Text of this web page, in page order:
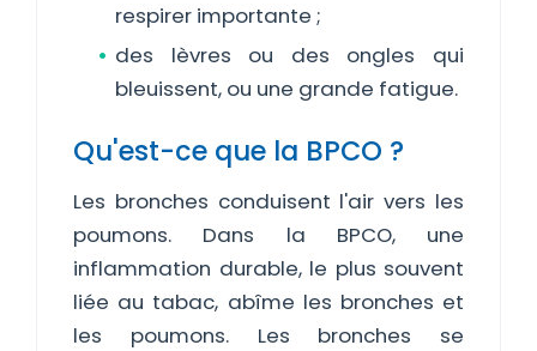
respirer importante ;
des lèvres ou des ongles qui
bleuissent, ou une grande fatigue.
Qu'est-ce que la BPCO ?
Les bronches conduisent l'air vers les
poumons. Dans la BPCO, une
inflammation durable, le plus souvent
liée au tabac, abîme les bronches et
les poumons. Les bronches se